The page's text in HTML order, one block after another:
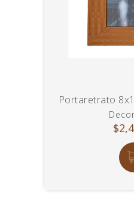
Portaretrato